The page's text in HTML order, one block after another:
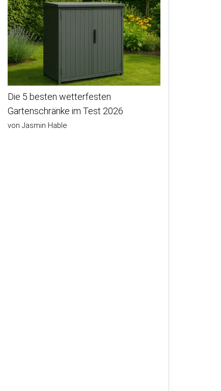
Die 5 besten wetterfesten
Gartenschränke im Test 2026
von Jasmin Hable